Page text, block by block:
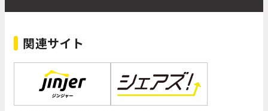
関連サイト